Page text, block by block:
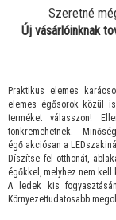
Szeretné
Új vásárlóinknak
Praktikus elemes
elemes égősorok közül
terméket válasszon!
tönkremehetnek.
égő akciósan a
Díszítse fel otthonát,
égőkkel, melyhez nem
A ledek kis
Környezettudatosabb